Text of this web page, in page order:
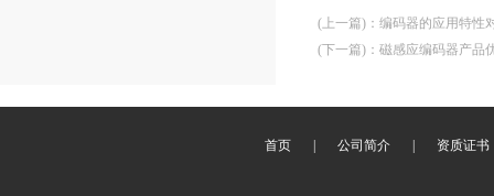
(上一篇) ： 编码器的应用特性
(下一篇) ： 磁感应编码器产品
首页 公司简介 资质证书